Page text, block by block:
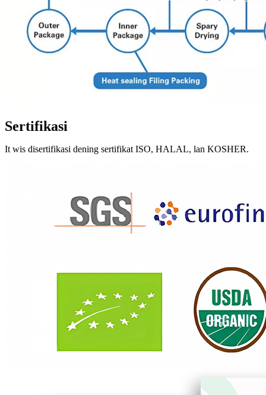
Sertifikasi
It wis disertifikasi dening sertifikat ISO, HALAL, lan KOSHER.